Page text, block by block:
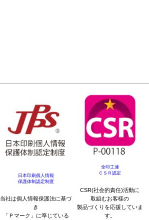
日本印刷個人情報
保護体制認定制度
当社は個人情報保護法に基づ
き
「Ｐマーク」に準じている
全印工連
ＣＳＲ認定
CSR(社会的責任)活動に
取組むお客様の
製品づくりを応援していま
す。